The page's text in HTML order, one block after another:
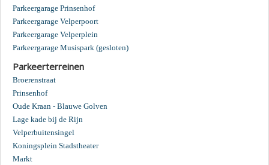
Parkeergarage Prinsenhof
Parkeergarage Velperpoort
Parkeergarage Velperplein
Parkeergarage Musispark (gesloten)
Parkeerterreinen
Broerenstraat
Prinsenhof
Oude Kraan - Blauwe Golven
Lage kade bij de Rijn
Velperbuitensingel
Koningsplein Stadstheater
Markt